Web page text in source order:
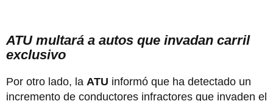
ATU multará a autos que invadan carril
exclusivo
Por otro lado, la ATU informó que ha detectado un
incremento de conductores infractores que invaden el